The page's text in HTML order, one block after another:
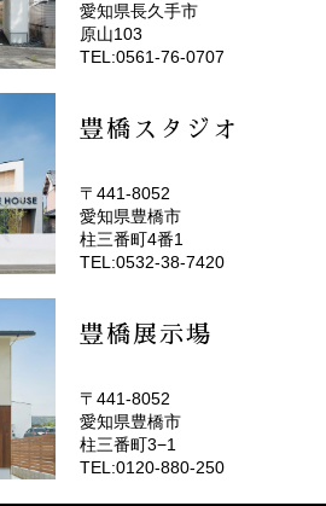
(EMOTOP名古屋)
愛知県長久手市
原山103
TEL:0561-76-0707
豊橋スタジオ
(EMOTOP豊橋)
〒441-8052
愛知県豊橋市
柱三番町4番1
TEL:0532-38-7420
豊橋展示場
〒441-8052
愛知県豊橋市
柱三番町3−1
TEL:0120-880-250